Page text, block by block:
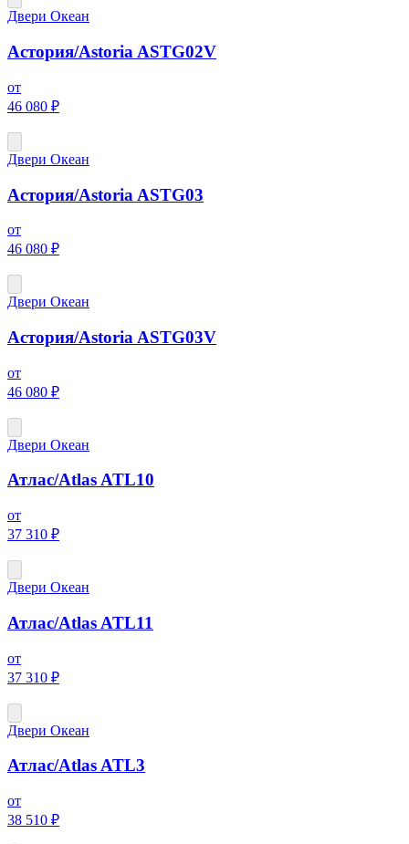
Двери Океан
Астория/Astoria ASTG02V
от
46 080 ₽
Двери Океан
Астория/Astoria ASTG03
от
46 080 ₽
Двери Океан
Астория/Astoria ASTG03V
от
46 080 ₽
Двери Океан
Атлас/Atlas ATL10
от
37 310 ₽
Двери Океан
Атлас/Atlas ATL11
от
37 310 ₽
Двери Океан
Атлас/Atlas ATL3
от
38 510 ₽